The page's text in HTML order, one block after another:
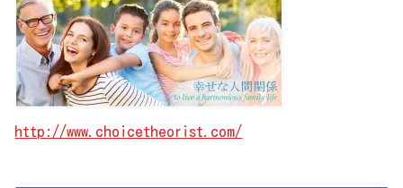
http://www.choicetheorist.com/